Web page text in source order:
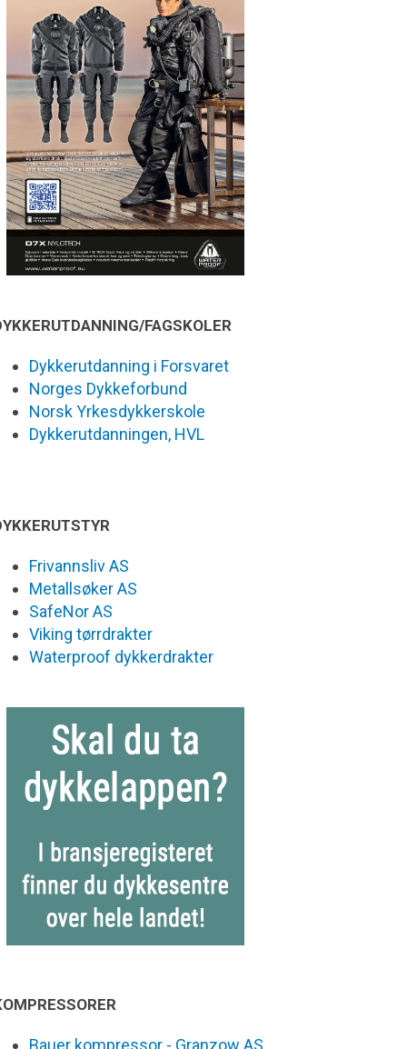
FAGSKOLER
Dykkerutdanning i Forsvaret
Norges Dykkeforbund
Norsk Yrkesdykkerskole
Dykkerutdanningen, HVL
Frivannsliv AS
Metallsøker AS
SafeNor AS
Viking tørrdrakter
Waterproof dykkerdrakter
Bauer kompressor - Granzow AS